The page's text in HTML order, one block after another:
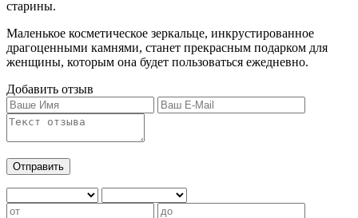
старины.
Маленькое косметическое зеркальце, инкрустированное
драгоценными камнями, станет прекрасным подарком для
женщины, которым она будет пользоваться ежедневно.
Добавить отзыв